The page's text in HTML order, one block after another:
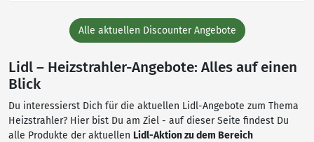
Alle aktuellen Discounter Angebote
Lidl – Heizstrahler-Angebote: Alles auf einen
Blick
Du interessierst Dich für die aktuellen Lidl-Angebote zum Thema
Heizstrahler? Hier bist Du am Ziel - auf dieser Seite findest Du
alle Produkte der aktuellen Lidl-Aktion zu dem Bereich